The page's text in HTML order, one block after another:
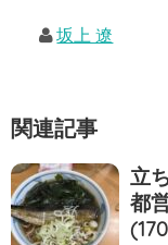
坂上 遼
関連記事
立
都